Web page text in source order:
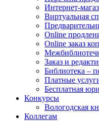
Интернет-
Виртуальная
Online
Online заказ
Заказ и
Библиотека –
Платные
Бесплатная
Конкурсы
Вологодская
Коллегам